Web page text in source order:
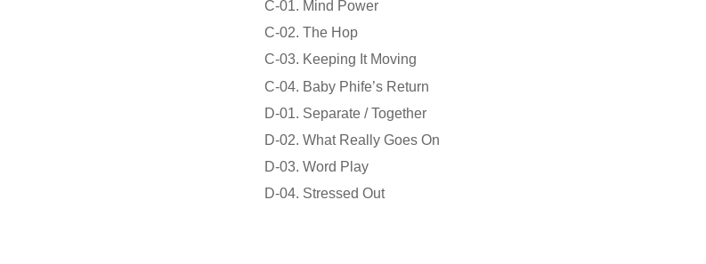
C-01. Mind Power
C-02. The Hop
C-03. Keeping It Moving
C-04. Baby Phife’s Return
D-01. Separate / Together
D-02. What Really Goes On
D-03. Word Play
D-04. Stressed Out